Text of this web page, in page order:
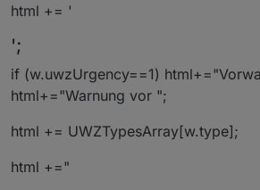
html += '
';
if (w.uwzUrgency==1)
html+="Warnung vor ";
html += UWZTypesArray[w.type];
html +="